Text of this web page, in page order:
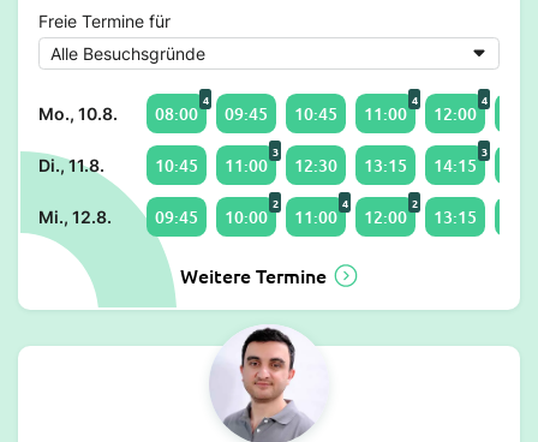
Freie Termine für
Mo., 10.8. 08:00
4
09:45 10:45 11:00
4
12:00
4
Di., 11.8. 10:45 11:00
3
12:30 13:15 14:15
3
Mi., 12.8. 09:45 10:00
2
11:00
4
12:00
2
13:15
Weitere Termine